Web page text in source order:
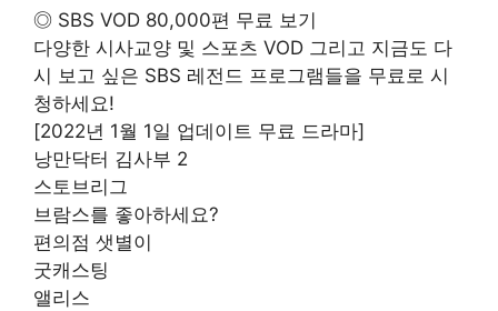
◎ SBS VOD 80,000편 무료 보기
다양한 시사교양 및 스포츠 VOD 그리고 지금도 다
시 보고 싶은 SBS 레전드 프로그램들을 무료로 시
청하세요!
[2022년 1월 1일 업데이트 무료 드라마]
낭만닥터 김사부 2
스토브리그
브람스를 좋아하세요?
편의점 샛별이
굿캐스팅
앨리스